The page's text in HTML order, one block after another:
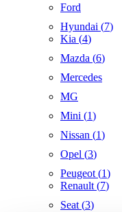
Ford
Hyundai (7)
Kia (4)
Mazda (6)
Mercedes
MG
Mini (1)
Nissan (1)
Opel (3)
Peugeot (1)
Renault (7)
Seat (3)